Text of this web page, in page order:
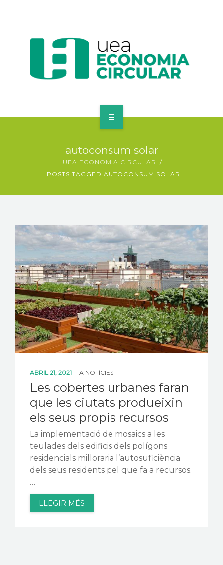
MERCAT D’INTERCANVI
EINES PER EMPRESES
CONTACTE
autoconsum solar
UEA ECONOMIA CIRCULAR
POSTS TAGGED AUTOCONSUM SOLAR
ABRIL 21, 2021 A NOTÍCIES
Les cobertes urbanes faran
que les ciutats produeixin
els seus propis recursos
La implementació de mosaics a les
teulades dels edificis dels polígons
residencials milloraria l’autosuficiència
dels seus residents pel que fa a recursos.
…
LLEGIR MÉS